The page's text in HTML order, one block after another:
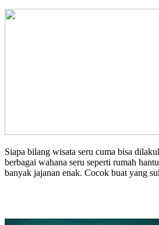
Siapa bilang wisata seru cuma bisa
berbagai wahana seru seperti rumah
banyak jajanan enak. Cocok buat yang